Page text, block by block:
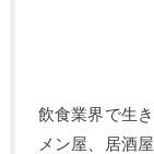
飲食業界で生
メン屋、居酒